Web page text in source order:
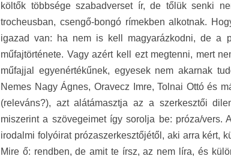
költők többsége szabadverset ír, de tőlük senki
trocheusban, csengő-bongó rímekben alkotnak.
igazad van: ha nem is kell magyarázkodni, de a
műfajtörténete. Vagy azért kell ezt megtenni, mert
műfajjal egyenértékűnek, egyesek nem akarnak
Nemes Nagy Ágnes, Oravecz Imre, Tolnai Ottó és
(releváns?), azt alátámasztja az a szerkesztői
miszerint a szövegeimet így sorolja be: próza/
irodalmi folyóirat prózaszerkesztőjétől, aki arra kért,
Mire ő: rendben, de amit te írsz, az nem líra, és